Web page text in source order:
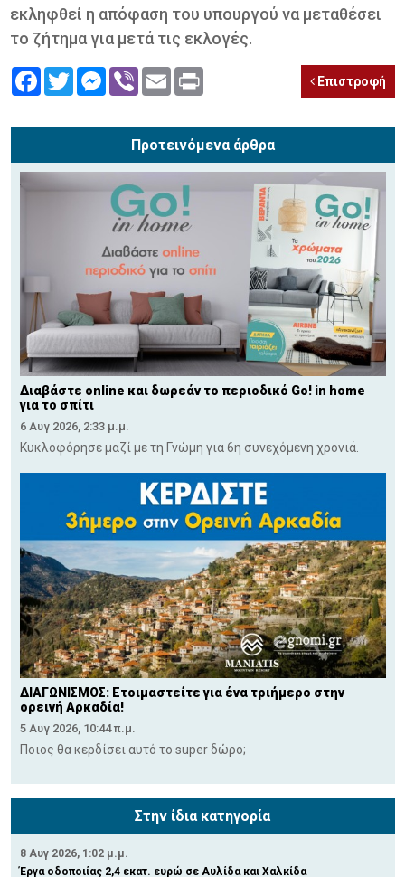
εκληφθεί η απόφαση του υπουργού να μεταθέσει
το ζήτημα για μετά τις εκλογές.
FacebookTwitterMessenger
Viber Email Επιστροφή
Προτεινόμενα άρθρα
Διαβάστε online και δωρεάν το περιοδικό Go! in home
για το σπίτι
6 Αυγ 2026, 2:33 μ.μ.
Κυκλοφόρησε μαζί με τη Γνώμη για 6η συνεχόμενη χρονιά.
ΔΙΑΓΩΝΙΣΜΟΣ: Ετοιμαστείτε για ένα τριήμερο στην
ορεινή Αρκαδία!
5 Αυγ 2026, 10:44 π.μ.
Ποιος θα κερδίσει αυτό το super δώρο;
Στην ίδια κατηγορία
8 Αυγ 2026, 1:02 μ.μ.
Έργα οδοποιίας 2,4 εκατ. ευρώ σε Αυλίδα και Χαλκίδα